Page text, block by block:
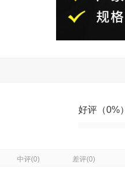
好评（0%
中评(0) 差评(0)